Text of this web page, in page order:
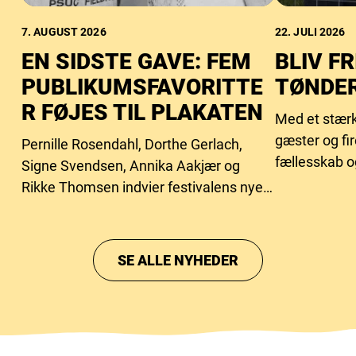
7. AUGUST 2026
EN SIDSTE GAVE: FEM
PUBLIKUMSFAVORITTE
R FØJES TIL PLAKATEN
Pernille Rosendahl, Dorthe Gerlach,
Signe Svendsen, Annika Aakjær og
Rikke Thomsen indvier festivalens nye
22. JULI 2026
BLIV
Med et
gæster og
fællesskab
SE ALLE NYHEDER